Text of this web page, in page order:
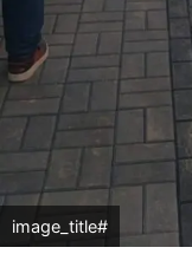
#image_title